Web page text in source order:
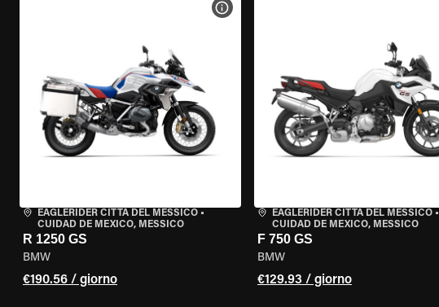
EAGLERIDER CITTÀ DEL MESSICO •
CUIDAD DE MEXICO, MESSICO
R 1250 GS
BMW
€190.56 / giorno
VISUALIZZA SPECIFICHE DELLA MOTO
EAGLERIDER CITTÀ DEL MESSICO•
CUIDAD DE MEXICO, MESSICO
F 750 GS
BMW
€129.93 / giorno